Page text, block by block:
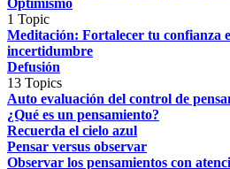
Optimismo
1 Topic
Meditación: Fortalecer tu confianza
incertidumbre
Defusión
13 Topics
Auto evaluación del control de
¿Qué es un pensamiento?
Recuerda el cielo azul
Pensar versus observar
Observar los pensamientos con